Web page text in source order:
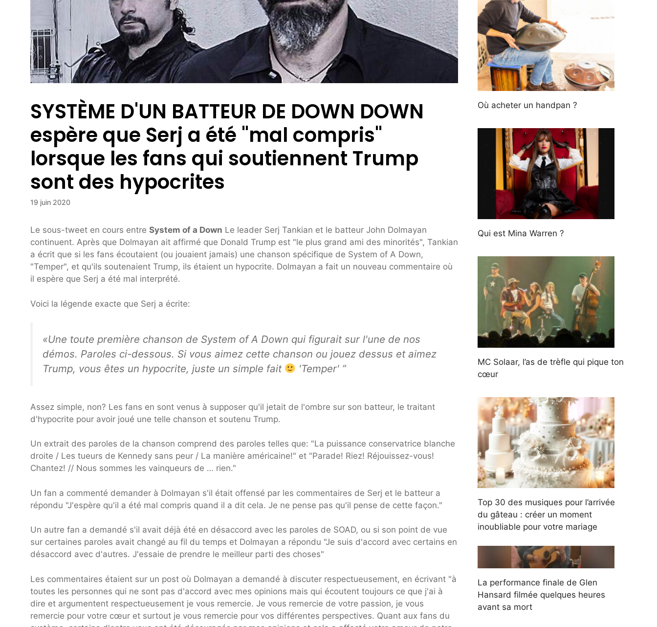
SYSTÈME D'UN BATTEUR DE DOWN DOWN
espère que Serj a été "mal compris"
lorsque les fans qui soutiennent Trump
sont des hypocrites
19 juin 2020
Le sous-tweet en cours entre System of a Down Le leader Serj Tankian et le batteur John Dolmayan
continuent. Après que Dolmayan ait affirmé que Donald Trump est "le plus grand ami des minorités", Tankian
a écrit que si les fans écoutaient (ou jouaient jamais) une chanson spécifique de System of A Down,
"Temper", et qu'ils soutenaient Trump, ils étaient un hypocrite. Dolmayan a fait un nouveau commentaire où
il espère que Serj a été mal interprété.
Voici la légende exacte que Serj a écrite:
«Une toute première chanson de System of A Down qui figurait sur l'une de nos
démos. Paroles ci-dessous. Si vous aimez cette chanson ou jouez dessus et aimez
Trump, vous êtes un hypocrite, juste un simple fait
'Temper' ”
Assez simple, non? Les fans en sont venus à supposer qu'il jetait de l'ombre sur son batteur, le traitant
d'hypocrite pour avoir joué une telle chanson et soutenu Trump.
Un extrait des paroles de la chanson comprend des paroles telles que: "La puissance conservatrice blanche
droite / Les tueurs de Kennedy sans peur / La manière américaine!" et "Parade! Riez! Réjouissez-vous!
Chantez! // Nous sommes les vainqueurs de … rien."
Un fan a commenté demander à Dolmayan s'il était offensé par les commentaires de Serj et le batteur a
répondu "J'espère qu'il a été mal compris quand il a dit cela. Je ne pense pas qu'il pense de cette façon."
Un autre fan a demandé s'il avait déjà été en désaccord avec les paroles de SOAD, ou si son point de vue
sur certaines paroles avait changé au fil du temps et Dolmayan a répondu "Je suis d'accord avec certains en
désaccord avec d'autres. J'essaie de prendre le meilleur parti des choses"
Les commentaires étaient sur un post où Dolmayan a demandé à discuter respectueusement, en écrivant "à
toutes les personnes qui ne sont pas d'accord avec mes opinions mais qui écoutent toujours ce que j'ai à
dire et argumentent respectueusement je vous remercie. Je vous remercie de votre passion, je vous
remercie pour votre cœur et surtout je vous remercie pour vos différentes perspectives. Quant aux fans du
Où acheter un handpan ?
Qui est Mina Warren ?
MC Solaar, l’as de trèfle qui pique ton
cœur
Top 30 des musiques pour l’arrivée
du gâteau : créer un moment
inoubliable pour votre mariage
La performance finale de Glen
Hansard filmée quelques heures
avant sa mort